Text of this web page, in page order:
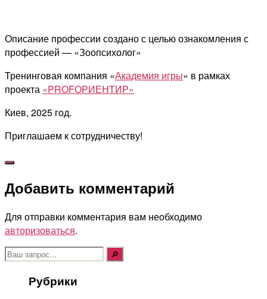
Описание профессии создано с целью ознакомления с
профессией — «Зоопсихолог»
Тренинговая компания «Академия игры» в рамках
проекта «PROFОРИЕНТИР»
Киев, 2025 год.
Приглашаем к сотрудничеству!
Добавить комментарий
Для отправки комментария вам необходимо
авторизоваться.
Поиск:
Рубрики